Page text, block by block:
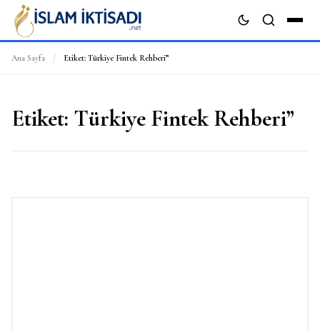
Ana Sayfa / Etiket: Türkiye Fintek Rehberi”
Etiket: Türkiye Fintek Rehberi”